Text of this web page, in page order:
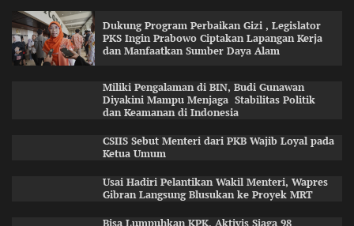
Dukung Program Perbaikan Gizi , Legislator
PKS Ingin Prabowo Ciptakan Lapangan Kerja
dan Manfaatkan Sumber Daya Alam
Miliki Pengalaman di BIN, Budi Gunawan
Diyakini Mampu Menjaga Stabilitas Politik
dan Keamanan di Indonesia
CSIIS Sebut Menteri dari PKB Wajib Loyal pada
Ketua Umum
Usai Hadiri Pelantikan Wakil Menteri, Wapres
Gibran Langsung Blusukan ke Proyek MRT